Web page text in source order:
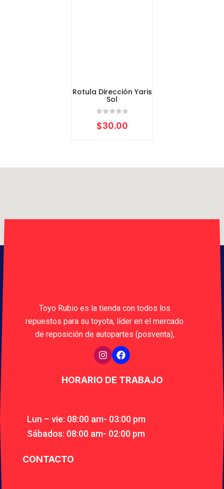
Rotula Dirección Yaris
Sol
$30.00
Toyo Rubio es la tienda con todos los
repuestos para su toyota, líder en el mercado
de reposición de autopartes (posventa),
HORARIO DE TRABAJO
Lun – vie: 08:00 am- 03:00 pm
Sábados: 08:00 am- 02:00 pm
CONTACTO